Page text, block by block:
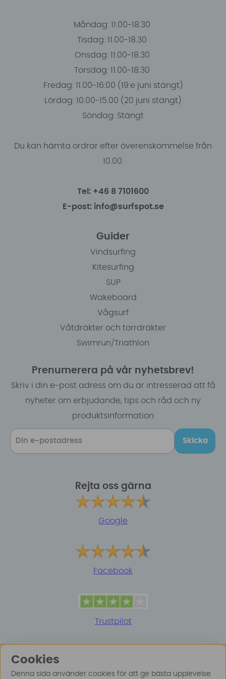
Måndag: 11.00-18.30
Tisdag: 11.00-18.30
Onsdag: 11.00-18.30
Torsdag: 11.00-18.30
Fredag: 11.00-16:00 (19:e juni stängt)
Lördag: 10.00-15.00 (20 juni stängt)
Söndag: Stängt
Du kan hämta ordrar efter överenskommelse från
10.00.
Tel: +46 8 7101600
E-post: info@surfspot.se
Guider
Vindsurfing
Kitesurfing
SUP
Wakeboard
Vågsurf
Våtdräkter och torrdräkter
Swimrun/Triathlon
Prenumerera på vår nyhetsbrev!
Skriv i din e-post adress om du är intresserad att få
nyheter om erbjudande, tips och råd och ny
produktsinformation
Skicka
Rejta oss gärna
Google
Facebook
Trustpilot
Cookies
Denna sida använder cookies för att ge bästa upplevelse